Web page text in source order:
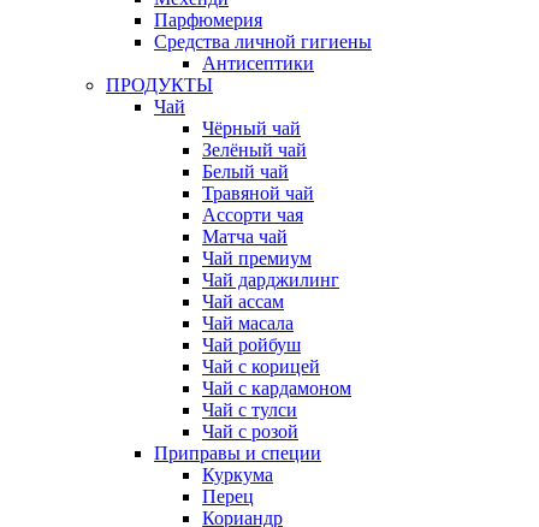
Парфюмерия
Средства личной гигиены
Антисептики
ПРОДУКТЫ
Чай
Чёрный чай
Зелёный чай
Белый чай
Травяной чай
Ассорти чая
Матча чай
Чай премиум
Чай дарджилинг
Чай ассам
Чай масала
Чай ройбуш
Чай с корицей
Чай с кардамоном
Чай с тулси
Чай с розой
Приправы и специи
Куркума
Перец
Кориандр